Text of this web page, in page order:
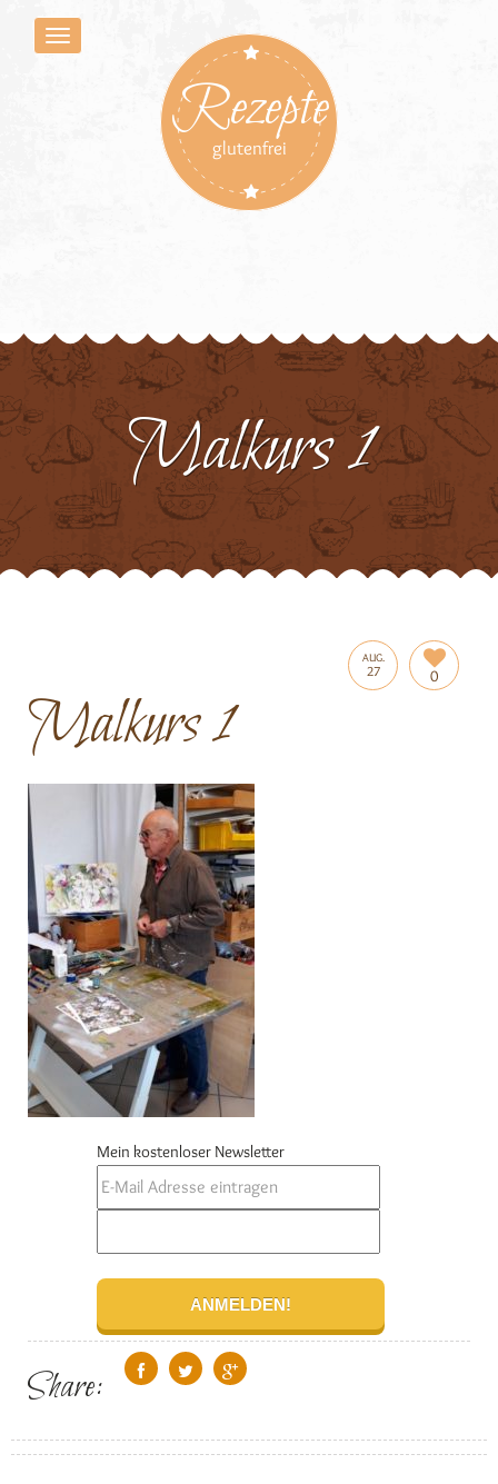
Rezepte
glutenfrei
Malkurs 1
AUG.
27 0
Malkurs 1
Mein kostenloser Newsletter
Share: